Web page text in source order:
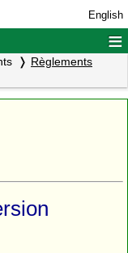
English
≡
Règlements